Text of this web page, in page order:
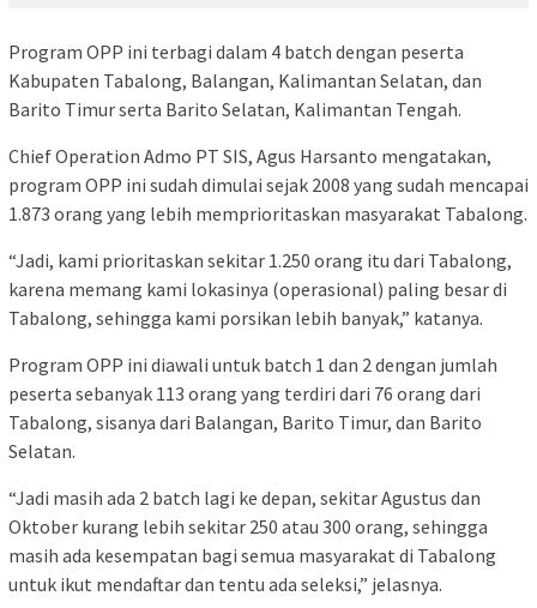
Program OPP ini terbagi dalam 4 batch dengan peserta
Kabupaten Tabalong, Balangan, Kalimantan Selatan, dan
Barito Timur serta Barito Selatan, Kalimantan Tengah.
Chief Operation Admo PT SIS, Agus Harsanto mengatakan,
program OPP ini sudah dimulai sejak 2008 yang sudah mencapai
1.873 orang yang lebih memprioritaskan masyarakat Tabalong.
“Jadi, kami prioritaskan sekitar 1.250 orang itu dari Tabalong,
karena memang kami lokasinya (operasional) paling besar di
Tabalong, sehingga kami porsikan lebih banyak,” katanya.
Program OPP ini diawali untuk batch 1 dan 2 dengan jumlah
peserta sebanyak 113 orang yang terdiri dari 76 orang dari
Tabalong, sisanya dari Balangan, Barito Timur, dan Barito
Selatan.
“Jadi masih ada 2 batch lagi ke depan, sekitar Agustus dan
Oktober kurang lebih sekitar 250 atau 300 orang, sehingga
masih ada kesempatan bagi semua masyarakat di Tabalong
untuk ikut mendaftar dan tentu ada seleksi,” jelasnya.